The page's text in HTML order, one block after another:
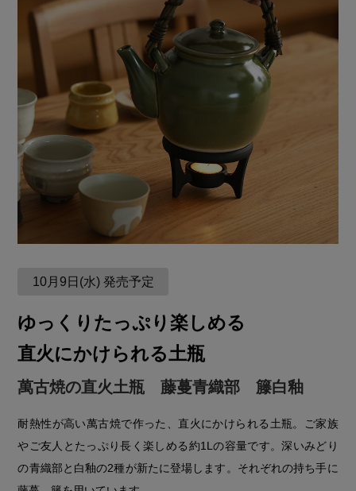
10月9日(水) 発売予定
ゆっくりたっぷり楽しめる
直火にかけられる土瓶
萬古焼の直火土瓶 藤蔓青織部 籐白釉
耐熱性が高い萬古焼で作った、直火にかけられる土瓶。ご家族
やご友人とたっぷり長く楽しめる約1Lの容量です。深いみどり
の青織部と白釉の2種が新たに登場します。それぞれの持ち手に